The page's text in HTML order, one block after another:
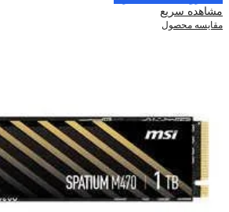
مشاهده سریع
مقایسه محصول